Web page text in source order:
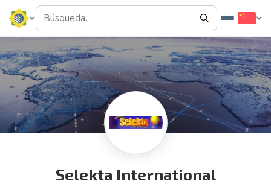
Selekta International